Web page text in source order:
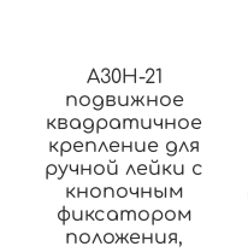
A30H-21
подвижное
квадратичное
крепление для
ручной лейки с
кнопочным
фиксатором
положения,